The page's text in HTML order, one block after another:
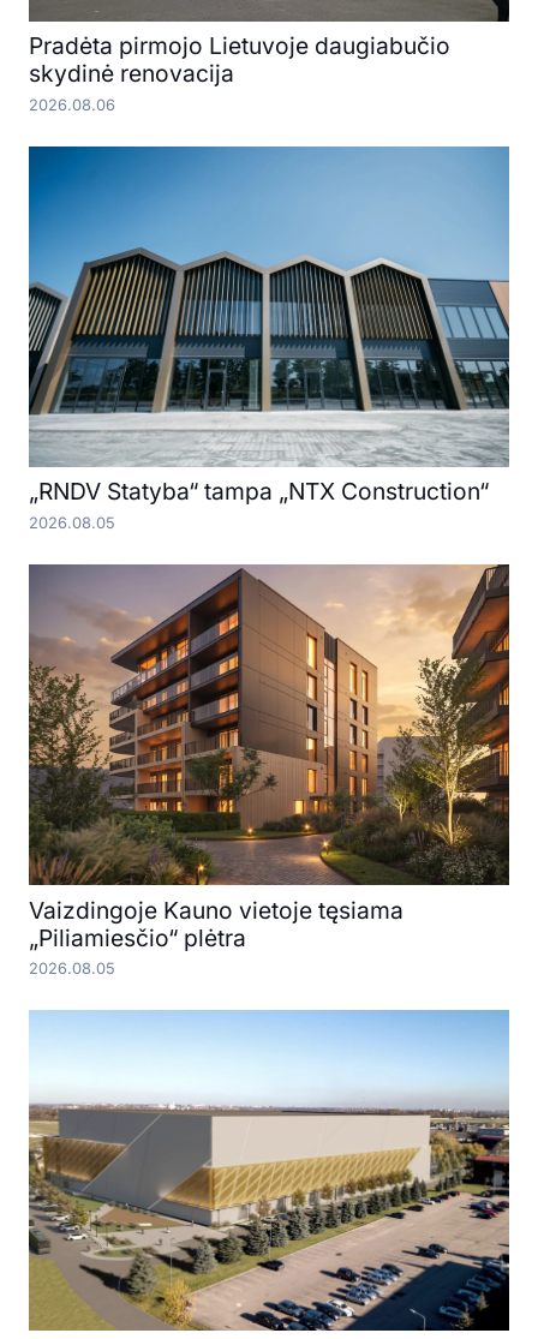
Pradėta pirmojo Lietuvoje daugiabučio
skydinė renovacija
2026.08.06
„RNDV Statyba“ tampa „NTX Construction“
2026.08.05
Vaizdingoje Kauno vietoje tęsiama
„Piliamiesčio“ plėtra
2026.08.05